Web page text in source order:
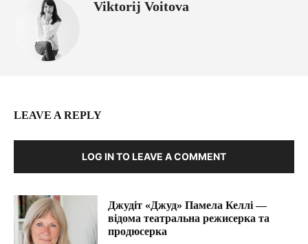
Viktorij Voitova
LEAVE A REPLY
LOG IN TO LEAVE A COMMENT
Джудіт «Джуд» Памела Келлі —
відома театральна режисерка та
продюсерка